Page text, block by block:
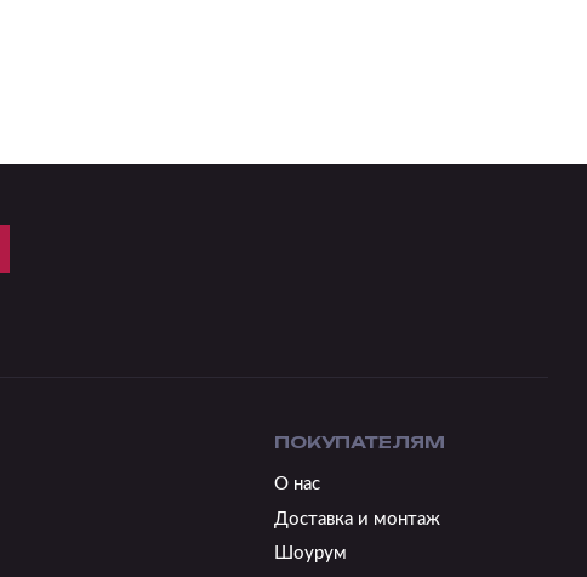
ПОКУПАТЕЛЯМ
О нас
Доставка и монтаж
Шоурум